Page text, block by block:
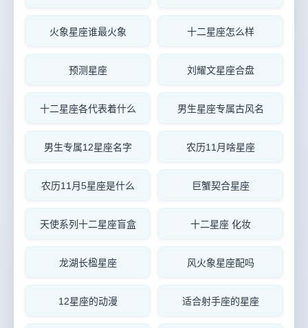
火象星座谁最火象 十二星座怎么样
预测星座 刘耀文星座合盘
十二星座各代表着什么 男生星座专属古风名
男生专属12星座名字 农历11月啥星座
农历11月5星座是什么 巨蟹契合星座
天使系列十二星座盲盒 十二星座 化妆
龙湖长楹星座 风火象星座配吗
12星座的动漫 适合射手座的星座